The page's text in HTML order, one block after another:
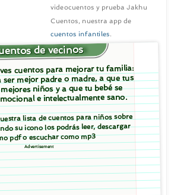
videocuentos y prueba Jakhu
Cuentos, nuestra app de
cuentos infantiles.
de vecinos
cuentos para mejorar tu familia:
mejor padre o madre, a que tus
niños y a que tu bebé se
e intelectualmente sano.
lista de cuentos para niños sobre
su icono los podrás leer, descargar
pdf o escuchar como mp3
Advertisement